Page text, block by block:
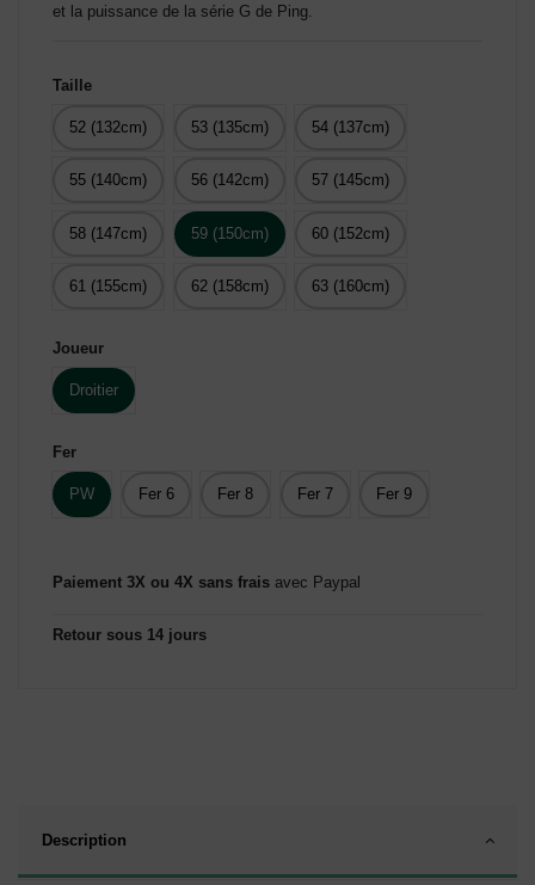
et la puissance de la série G de Ping.
Taille
52 (132cm) 53 (135cm) 54 (137cm)
55 (140cm) 56 (142cm) 57 (145cm)
58 (147cm) 59 (150cm) 60 (152cm)
61 (155cm) 62 (158cm) 63 (160cm)
Joueur
Droitier
Fer
PW Fer 6 Fer 8 Fer 7 Fer 9
Paiement 3X ou 4X sans frais avec Paypal
Retour sous 14 jours
Description